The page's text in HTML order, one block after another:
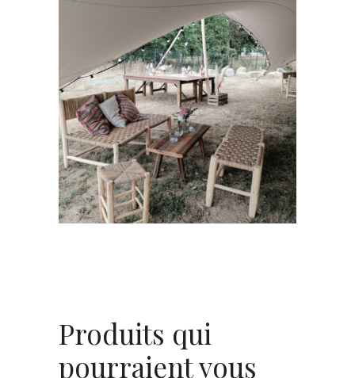
Banc bois Nour
29,00€
Produits qui
pourraient vous